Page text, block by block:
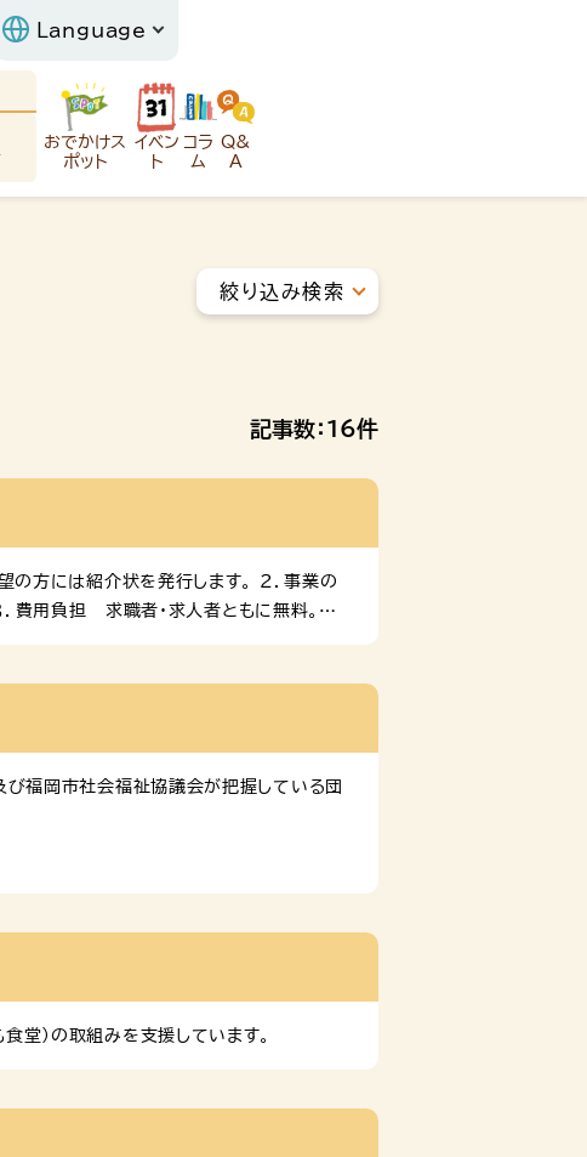
おでかけス
ポット
イベン
ト
コラ
ム
Q&
A
絞り込み検索
記事数： 16件
方には紹介状を発行します。 ２．事業の
費用負担 求職者・求人者ともに無料。
び福岡市社会福祉協議会が把握している団
堂）の取組みを支援しています。